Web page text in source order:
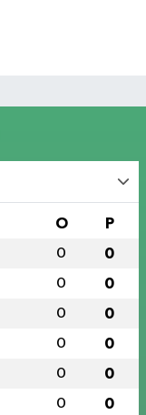
O P
0 0
0 0
0 0
0 0
0 0
0 0